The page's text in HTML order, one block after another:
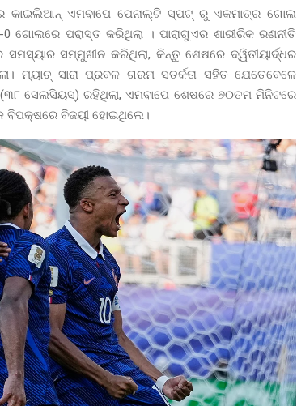
କାଇଲିଆନ୍ ଏମବାପେ ପେନାଲ୍ଟି ସ୍ପଟ୍ ରୁ ଏକମାତ୍ର ଗୋଲ
ଗୋଲରେ ପରାସ୍ତ କରିଥିଲା । ପାରାଗୁଏର ଶାରୀରିକ ରଣନୀତି
ସମ୍ମୁଖୀନ କରିଥିଲା, କିନ୍ତୁ ଶେଷରେ ଦ୍ୱିତୀୟାର୍ଦ୍ଧର
ମ୍ୟାଚ୍ ସାରା ପ୍ରବଳ ଗରମ ସତର୍କତା ସହିତ ଯେତେବେଳେ
(୩୮ ସେଲସିୟସ୍) ରହିଥିଲା, ଏମବାପେ ଶେଷରେ ୭୦ତମ ମିନିଟରେ
ବିପକ୍ଷରେ ବିଜୟୀ ହୋଇଥିଲେ।